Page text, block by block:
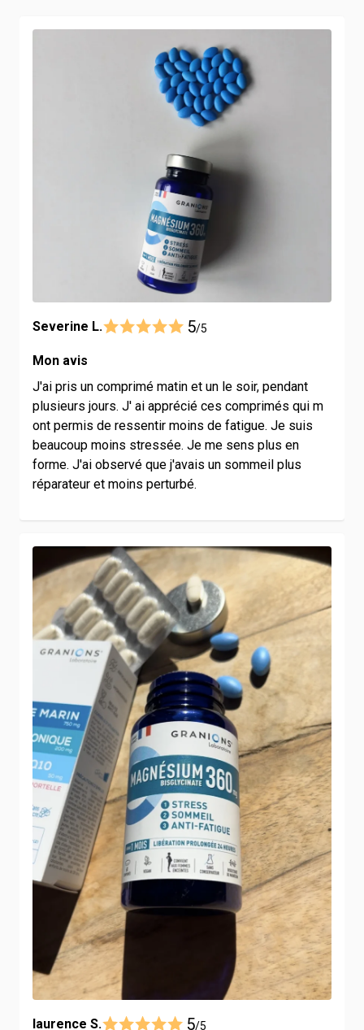
Severine L. 5/5
Mon avis
J'ai pris un comprimé matin et un le soir, pendant
plusieurs jours. J' ai apprécié ces comprimés qui m
ont permis de ressentir moins de fatigue. Je suis
beaucoup moins stressée. Je me sens plus en
forme. J'ai observé que j'avais un sommeil plus
réparateur et moins perturbé.
laurence S. 5/5